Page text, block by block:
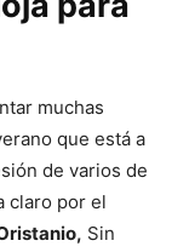
muchas
que está a
de varios de
claro por el
Sin